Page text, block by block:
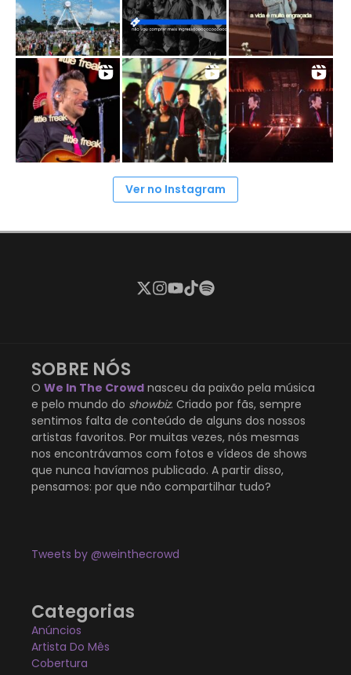
Ver no Instagram
SOBRE NÓS
O We In The Crowd nasceu da paixão pela música
e pelo mundo do showbiz. Criado por fãs, sempre
sentimos falta de conteúdo de alguns dos nossos
artistas favoritos. Por muitas vezes, nós mesmas
nos encontrávamos com fotos e vídeos de shows
que nunca havíamos publicado. A partir disso,
pensamos: por que não compartilhar tudo?
Tweets by @weinthecrowd
Categorias
Anúncios
Artista Do Mês
Cobertura